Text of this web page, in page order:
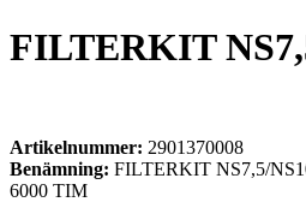
FILTERKIT
Artikelnummer: 2901370008
Benämning: FILTERKIT NS7,5/
6000 TIM